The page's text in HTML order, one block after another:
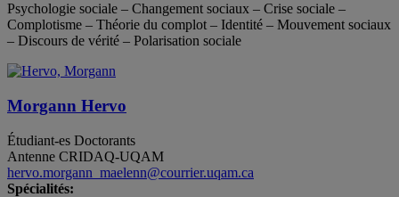
Psychologie sociale – Changement sociaux – Crise sociale –
Complotisme – Théorie du complot – Identité – Mouvement sociaux
– Discours de vérité – Polarisation sociale
Morgann Hervo
Étudiant-es Doctorants
Antenne CRIDAQ-UQAM
hervo.morgann_maelenn@courrier.uqam.ca
Spécialités: